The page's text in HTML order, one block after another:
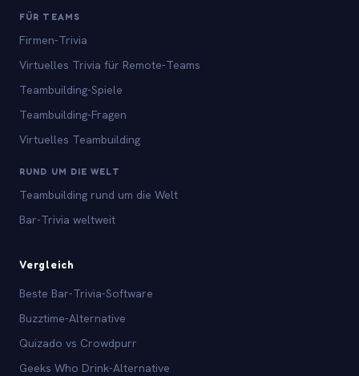
FÜR TEAMS
Firmen-Trivia
Virtuelles Trivia für Remote-Teams
Teambuilding-Spiele
Teambuilding-Fragen
Virtuelles Teambuilding
RUND UM DIE WELT
Teambuilding rund um die Welt
Bar-Trivia weltweit
Vergleich
Beste Bar-Trivia-Software
Buzztime-Alternative
Quizado vs Crowdpurr
Geeks Who Drink-Alternative